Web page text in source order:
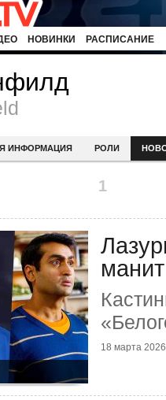
НОВИНКИ РАСПИСАНИЕ
ИНФОРМАЦИЯ РОЛИ
1
манит
18 марта 2026